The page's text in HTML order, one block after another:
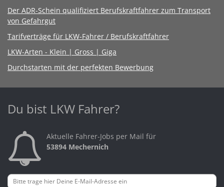
Der ADR-Schein qualifiziert Berufskraftfahrer zum Transport
von Gefahrgut
Tarifverträge für LKW-Fahrer / Berufskraftfahrer
LKW-Arten - Klein | Gross | Giga
Durchstarten mit der perfekten Bewerbung
Du bist LKW Fahrer?
Aktuelle Fahrer-Jobs per Mail für
53894 Mechernich